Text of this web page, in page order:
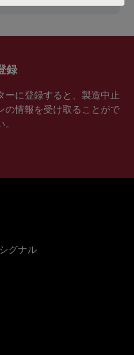
録
ーに登録すると、製造中止
の情報を受け取ることがで
グナル